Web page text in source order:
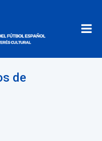
de